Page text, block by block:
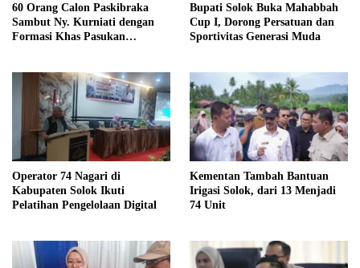
60 Orang Calon Paskibraka
Sambut Ny. Kurniati dengan
Formasi Khas Pasukan
Sehat
Bupati Solok Buka Mahabbah
Cup I, Dorong Persatuan dan
Sportivitas Generasi Muda
Operator 74 Nagari di
Kabupaten Solok Ikuti
Pelatihan Pengelolaan Digital
Kementan Tambah Bantuan
Irigasi Solok, dari 13 Menjadi
74 Unit